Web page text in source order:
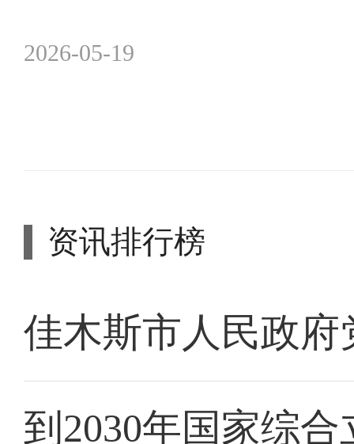
2026-05-19
资讯排行榜
佳木斯市人民政
到2030年国家综